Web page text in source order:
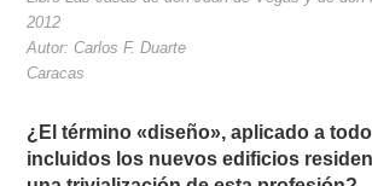
2012
Autor: Carlos F. Duarte
Caracas
¿El término «diseño», aplicado a
incluidos los nuevos edificios